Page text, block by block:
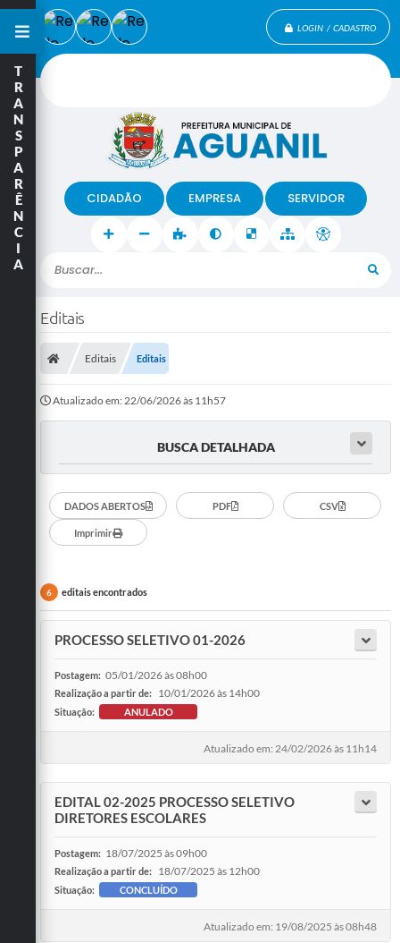
LOGIN / CADASTRO
Buscar...
CIDADÃO EMPRESA SERVIDOR
T
R
A
N
S
P
A
R
Ê
N
C
I
A
Editais
Editais Editais
Atualizado em: 22/06/2026 às 11h57
BUSCA DETALHADA
DADOS ABERTOS PDF CSV
Imprimir
6 editais encontrados
PROCESSO SELETIVO 01-2026
Postagem: 05/01/2026 às 08h00
Realização a partir de: 10/01/2026 às 14h00
Situação: ANULADO
Atualizado em: 24/02/2026 às 11h14
EDITAL 02-2025 PROCESSO SELETIVO
DIRETORES ESCOLARES
Postagem: 18/07/2025 às 09h00
Realização a partir de: 18/07/2025 às 12h00
Situação: CONCLUÍDO
Atualizado em: 19/08/2025 às 08h48